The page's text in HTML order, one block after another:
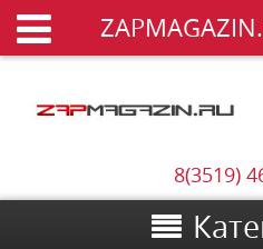
8(3519)